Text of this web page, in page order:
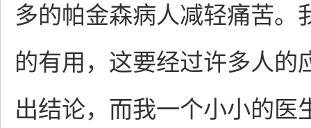
多的帕金森病人减轻痛苦。
的有用，这要经过许多人的
出结论，而我一个小小的医